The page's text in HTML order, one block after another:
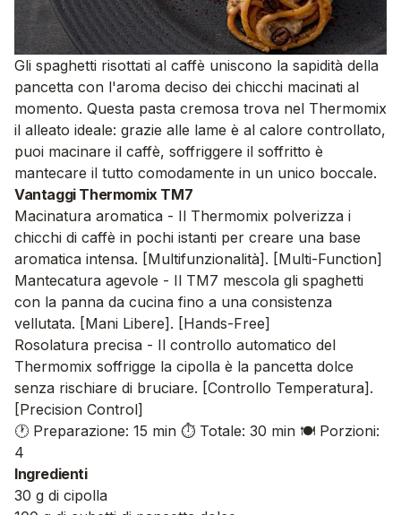
Gli spaghetti risottati al caffè uniscono la sapidità della
pancetta con l'aroma deciso dei chicchi macinati al
momento. Questa pasta cremosa trova nel Thermomix
il alleato ideale: grazie alle lame è al calore controllato,
puoi macinare il caffè, soffriggere il soffritto è
mantecare il tutto comodamente in un unico boccale.
Vantaggi Thermomix TM7
Macinatura aromatica - Il Thermomix polverizza i
chicchi di caffè in pochi istanti per creare una base
aromatica intensa. [Multifunzionalità]. [Multi-Function]
Mantecatura agevole - Il TM7 mescola gli spaghetti
con la panna da cucina fino a una consistenza
vellutata. [Mani Libere]. [Hands-Free]
Rosolatura precisa - Il controllo automatico del
Thermomix soffrigge la cipolla è la pancetta dolce
senza rischiare di bruciare. [Controllo Temperatura].
[Precision Control]
🕐 Preparazione: 15 min ⏱️ Totale: 30 min 🍽️ Porzioni:
4
Ingredienti
30 g di cipolla